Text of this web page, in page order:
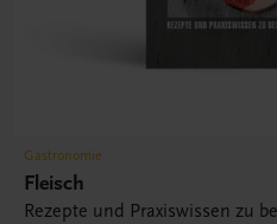
Gastronomie
Fleisch
Rezepte und Praxiswissen zu